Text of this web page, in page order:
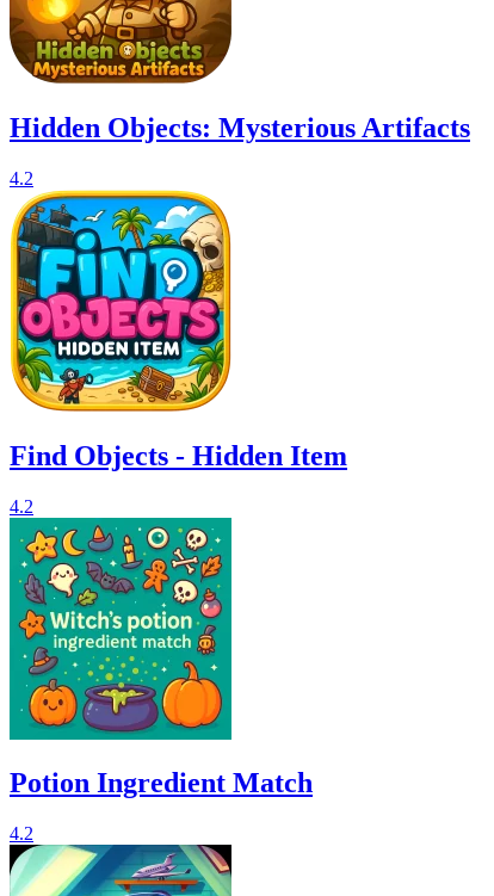
Hidden Objects: Mysterious Artifacts
4.2
Find Objects - Hidden Item
4.2
Potion Ingredient Match
4.2